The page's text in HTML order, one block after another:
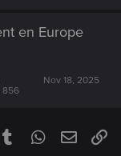
en Europe
856
Nov 18, 2025
TumblrWhatsApp
Email